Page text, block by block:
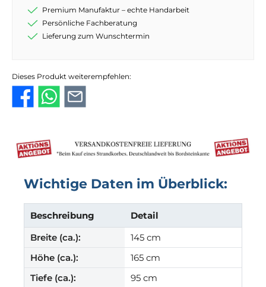
Premium Manufaktur – echte Handarbeit
Persönliche Fachberatung
Lieferung zum Wunschtermin
Dieses Produkt weiterempfehlen:
Wichtige Daten im Überblick:
Beschreibung
Detail
Breite (ca.):
145 cm
Höhe (ca.):
165 cm
Tiefe (ca.):
95 cm